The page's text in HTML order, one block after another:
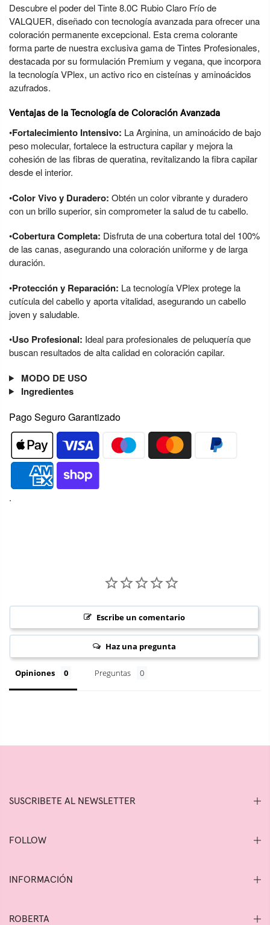
Descubre el poder del Tinte 8.0C Rubio Claro Frío de
VALQUER, diseñado con tecnología avanzada para ofrecer una
coloración permanente excepcional. Esta crema colorante
forma parte de nuestra exclusiva gama de Tintes Profesionales,
destacada por su formulación Premium y vegana, que incorpora
la tecnología VPlex, un activo rico en cisteínas y aminoácidos
azufrados.
Ventajas de la Tecnología de Coloración Avanzada
•Fortalecimiento Intensivo: La Arginina, un aminoácido de bajo
peso molecular, fortalece la estructura capilar y mejora la
cohesión de las fibras de queratina, revitalizando la fibra capilar
desde el interior.
•Color Vivo y Duradero: Obtén un color vibrante y duradero
con un brillo superior, sin comprometer la salud de tu cabello.
•Cobertura Completa: Disfruta de una cobertura total del 100%
de las canas, asegurando una coloración uniforme y de larga
duración.
•Protección y Reparación: La tecnología VPlex protege la
cutícula del cabello y aporta vitalidad, asegurando un cabello
joven y saludable.
•Uso Profesional: Ideal para profesionales de peluquería que
buscan resultados de alta calidad en coloración capilar.
MODO DE USO
Ingredientes
Pago Seguro Garantizado
.
Escribe un comentario
Haz una pregunta
Opiniones Preguntas
SUSCRIBETE AL NEWSLETTER
FOLLOW
INFORMACIÓN
ROBERTA